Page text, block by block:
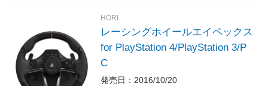
HORI
レーシングホイールエイペックス
for PlayStation 4/PlayStation 3/P
C
発売日：2016/10/20